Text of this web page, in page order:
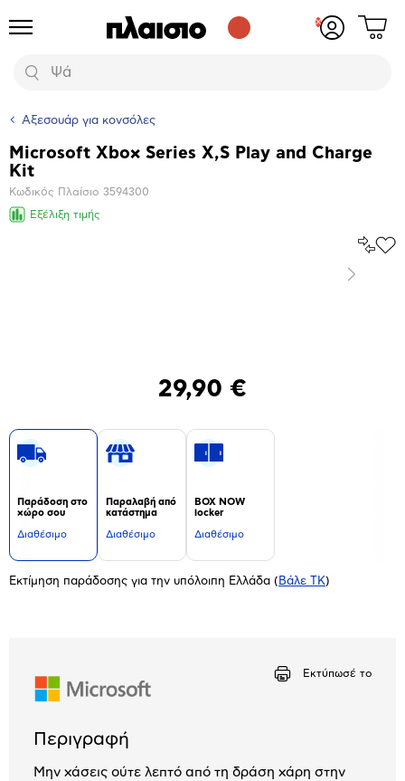
Προϊόντα
Αναζήτηση
Δες
Αξεσουάρ για κονσόλες
Βασικά
χαρακτηριστικά
Microsoft Xbox Series X,S Play and Charge
Kit
Κωδικός Πλαίσιο 3594300
Εξέλιξη τιμής
Επόμενο
29,90 €
Παράδοση στο
χώρο σου
Διαθέσιμο
Παραλαβή από
κατάστημα
Διαθέσιμο
BOX NOW
locker
Διαθέσιμο
Εκτίμηση παράδοσης για την υπόλοιπη Ελλάδα ( Βάλε ΤΚ)
Εκτύπωσέ το
Περιγραφή
Μην χάσεις ούτε λεπτό από τη δράση χάρη στην